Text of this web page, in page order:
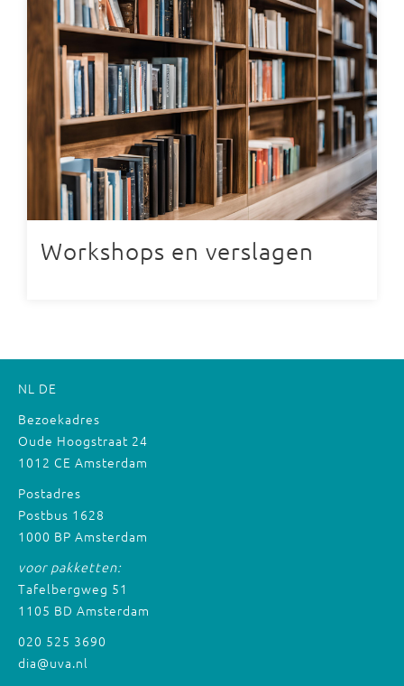
Workshops en verslagen
NL DE
Bezoekadres
Oude Hoogstraat 24
1012 CE Amsterdam
Postadres
Postbus 1628
1000 BP Amsterdam
voor pakketten:
Tafelbergweg 51
1105 BD Amsterdam
020 525 3690
dia@uva.nl